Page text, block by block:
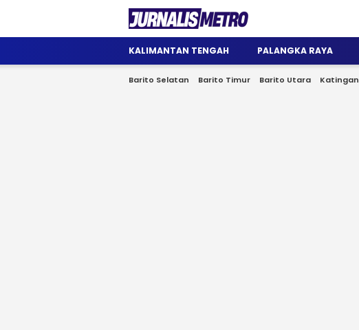
Jurnalis Metro
Satu Wadah Informasi
KALIMANTAN TENGAH PALANGKA RAYA
Barito Selatan Barito Timur Barito Utara Katingan